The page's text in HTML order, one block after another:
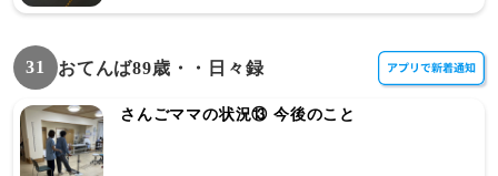
31 おてんば89歳・・日々録
さんごママの状況⑬ 今後のこと